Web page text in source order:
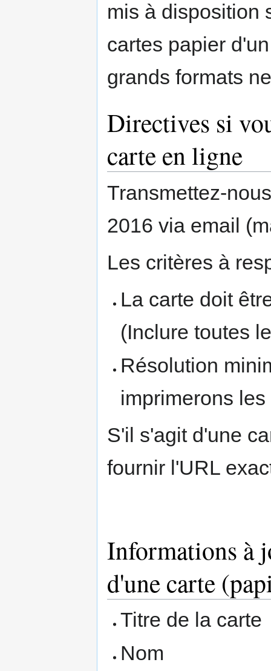
mis à disposition
cartes papier
grands formats
Directives si
carte en ligne
Transmettez-
2016 via email
Les critères à
La carte doit
(Inclure toutes
Résolution
imprimerons
S'il s'agit d'une
fournir l'URL
Informations à
d'une carte
Titre de la carte
Nom